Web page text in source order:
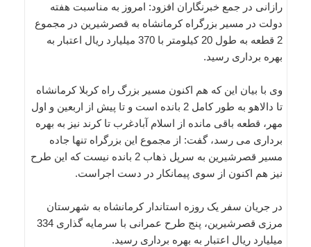
رازانی در جمع خبرنگاران افزود: امروز به مناسبت هفته
دولت در مسیر بزرگراه کرمانشاه به قصرشیرین در مجموع
2 قطعه به طول 20 کیلومتر با 370 میلیارد ریال اعتبار به
بهره برداری رسید.
وی با بیان این که هم اکنون مسیر بزرگ راه کربلا کرمانشاه
تا دالاهو به طور کامل 2 بانده است و تا پیش از اربعین و اول
مهر، قطعه باقی مانده از اسلام آبادغرب تا کرند نیز به بهره
برداری می رسد، گفت: از مجموع این بزرگراه تنها جاده
مسیر قصرشیرین به سرپل ذهاب 2 بانده نیست که این طرح
نیز هم اکنون از سوی پیمانکار در دست اجراست.
در جریان سفر یک روزه استاندار کرمانشاه به شهرستان
مرزی قصرشیرین، پنج طرح عمرانی با سرمایه گذاری 334
میلیارد ریال اعتبار به بهره برداری رسید.